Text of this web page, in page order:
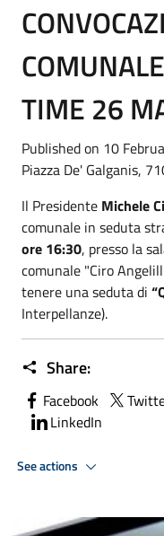
TIME 26
Published on 10
Piazza De' Galganis,
Il Presidente Michele
comunale in seduta
ore 16:30, presso la
comunale "Ciro
tenere una seduta di
Interpellanze).
Share:
Facebook
LinkedIn
See actions